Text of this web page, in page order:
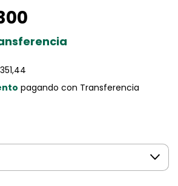
pagando con Transferencia